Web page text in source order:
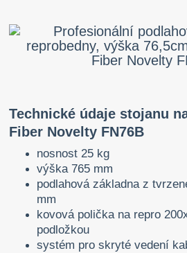
Technické údaje stojanu
Fiber Novelty FN76B
nosnost 25 kg
výška 765 mm
podlahová základna z
mm
kovová polička na repro
podložkou
systém pro skryté vedení